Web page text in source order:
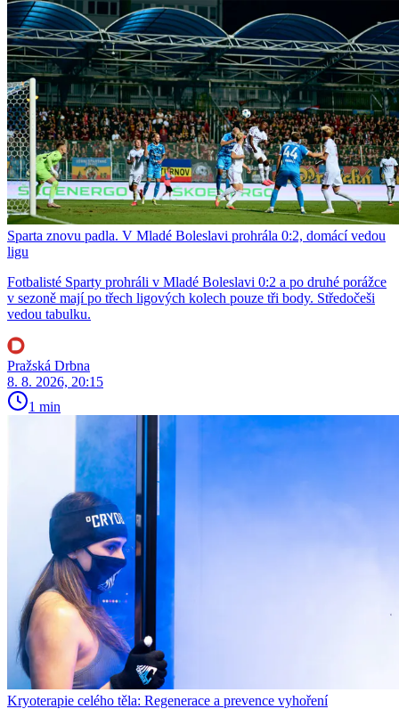
Sparta znovu padla. V Mladé Boleslavi prohrála 0:2, domácí vedou
ligu
Fotbalisté Sparty prohráli v Mladé Boleslavi 0:2 a po druhé porážce
v sezoně mají po třech ligových kolech pouze tři body. Středočeši
vedou tabulku.
Pražská Drbna
8. 8. 2026, 20:15
1 min
Kryoterapie celého těla: Regenerace a prevence vyhoření